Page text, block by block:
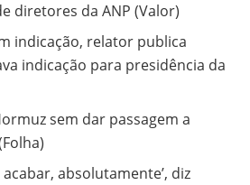
diretores da ANP (Valor)
indicação, relator publica
indicação para presidência da
sem dar passagem a
acabar, absolutamente’, diz